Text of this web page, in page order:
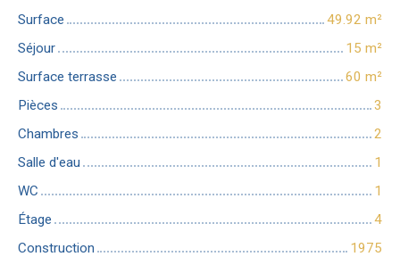
Surface
49.92 m²
Séjour
15 m²
Surface terrasse
60 m²
Pièces
3
Chambres
2
Salle d'eau
1
WC
1
Étage
4
Construction
1975